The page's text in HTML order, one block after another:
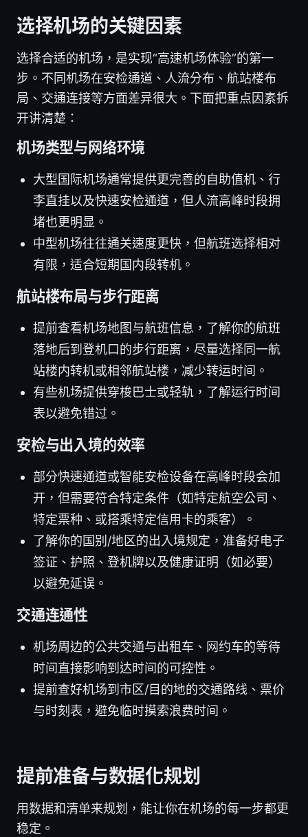
选择机场的关键因素
选择合适的机场，是实现“高速机场体验”的第一
步。不同机场在安检通道、人流分布、航站楼布
局、交通连接等方面差异很大。下面把重点因素拆
开讲清楚：
机场类型与网络环境
大型国际机场通常提供更完善的自助值机、行
李直挂以及快速安检通道，但人流高峰时段拥
堵也更明显。
中型机场往往通关速度更快，但航班选择相对
有限，适合短期国内段转机。
航站楼布局与步行距离
提前查看机场地图与航班信息，了解你的航班
落地后到登机口的步行距离，尽量选择同一航
站楼内转机或相邻航站楼，减少转运时间。
有些机场提供穿梭巴士或轻轨，了解运行时间
表以避免错过。
安检与出入境的效率
部分快速通道或智能安检设备在高峰时段会加
开，但需要符合特定条件（如特定航空公司、
特定票种、或搭乘特定信用卡的乘客）。
了解你的国别/地区的出入境规定，准备好电子
签证、护照、登机牌以及健康证明（如必要）
以避免延误。
交通连通性
机场周边的公共交通与出租车、网约车的等待
时间直接影响到达时间的可控性。
提前查好机场到市区/目的地的交通路线、票价
与时刻表，避免临时摸索浪费时间。
提前准备与数据化规划
用数据和清单来规划，能让你在机场的每一步都更
稳定。